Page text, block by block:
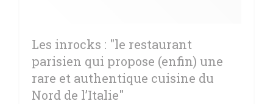
Les inrocks : "le restaurant
parisien qui propose (enfin) une
rare et authentique cuisine du
Nord de l’Italie"